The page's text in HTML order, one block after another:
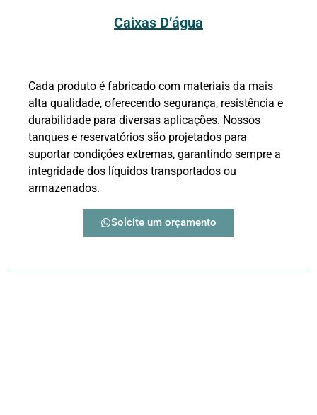
Caixas D’água
Cada produto é fabricado com materiais da mais
alta qualidade, oferecendo segurança, resistência e
durabilidade para diversas aplicações. Nossos
tanques e reservatórios são projetados para
suportar condições extremas, garantindo sempre a
integridade dos líquidos transportados ou
armazenados.
Solcite um orçamento